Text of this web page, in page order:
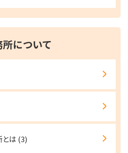
について
は (3)